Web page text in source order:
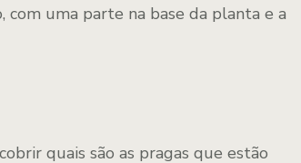
uma parte na base da planta e a
quais são as pragas que estão